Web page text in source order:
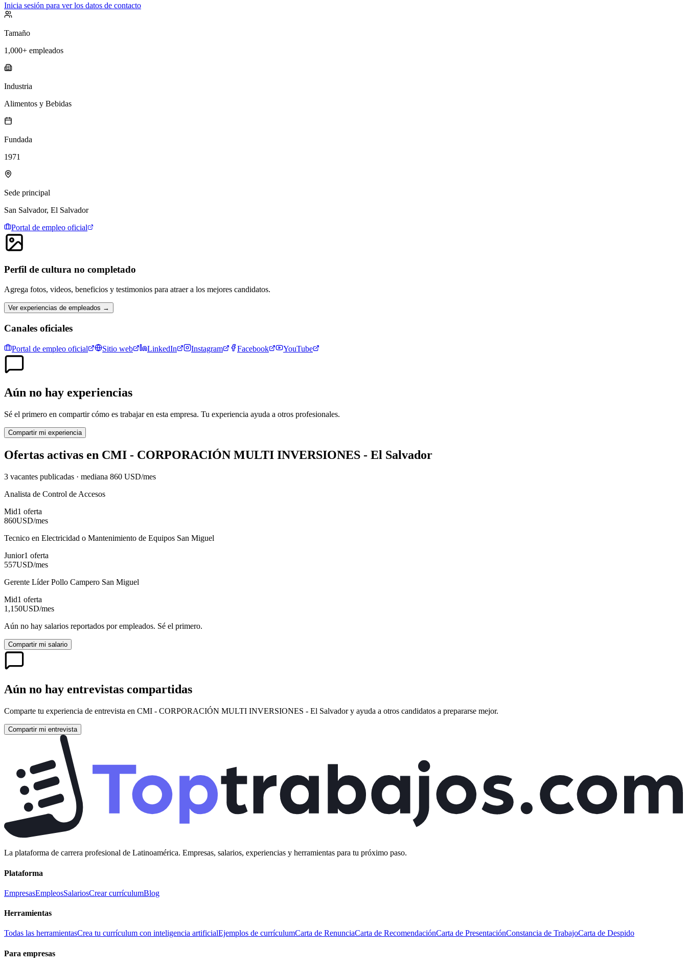
Inicia sesión para ver los datos de contacto
Tamaño
1,000+ empleados
Industria
Alimentos y Bebidas
Fundada
1971
Sede principal
San Salvador, El Salvador
Portal de empleo oficial
Perfil de cultura no completado
Agrega fotos, videos, beneficios y testimonios para atraer a los mejores candidatos.
Ver experiencias de empleados →
Canales oficiales
Portal de empleo oficial Sitio web LinkedIn Instagram Facebook YouTube
Aún no hay experiencias
Sé el primero en compartir cómo es trabajar en esta empresa. Tu experiencia ayuda a otros profesionales.
Compartir mi experiencia
Ofertas activas en CMI - CORPORACIÓN MULTI INVERSIONES - El Salvador
3 vacantes publicadas · mediana 860 USD/mes
Analista de Control de Accesos
Mid1 oferta
860USD/mes
Tecnico en Electricidad o Mantenimiento de Equipos San Miguel
Junior1 oferta
557USD/mes
Gerente Líder Pollo Campero San Miguel
Mid1 oferta
1,150USD/mes
Aún no hay salarios reportados por empleados. Sé el primero.
Compartir mi salario
Aún no hay entrevistas compartidas
Comparte tu experiencia de entrevista en CMI - CORPORACIÓN MULTI INVERSIONES - El Salvadory ayuda a otros candidatos a prepararse mejor.
Compartir mi entrevista
La plataforma de carrera profesional de Latinoamérica. Empresas, salarios, experiencias y herramientas para tu próximo paso.
Plataforma
EmpresasEmpleosSalariosCrear currículumBlog
Herramientas
Todas las herramientasCrea tu currículum con inteligencia artificialEjemplos de currículumCarta de RenunciaCarta de RecomendaciónCarta de PresentaciónConstancia de TrabajoCarta de Despido
Para empresas